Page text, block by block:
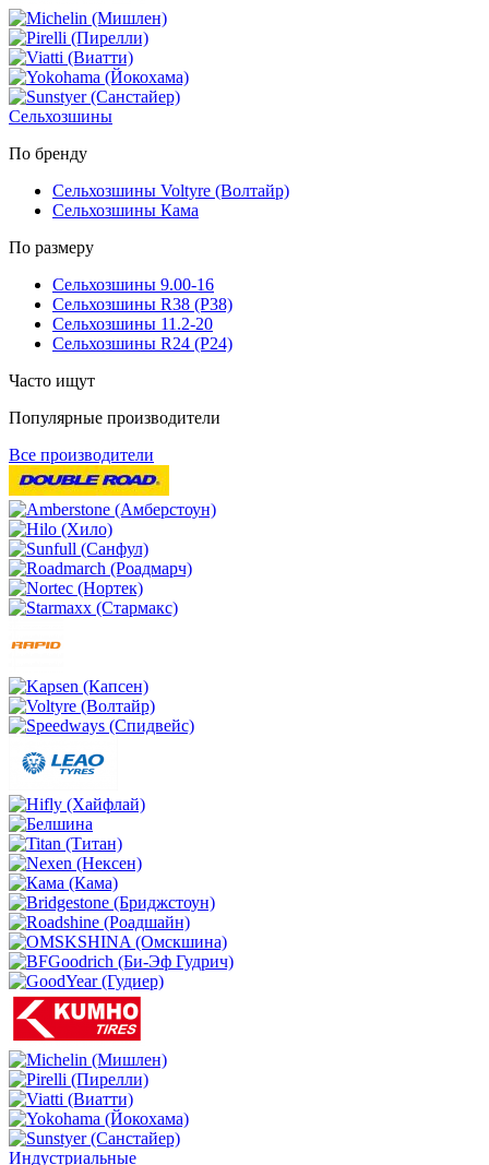
Сельхозшины
По бренду
Сельхозшины Voltyre (Волтайр)
Сельхозшины Кама
По размеру
Сельхозшины 9.00-16
Сельхозшины R38 (Р38)
Сельхозшины 11.2-20
Сельхозшины R24 (Р24)
Часто ищут
Популярные производители
Все производители
Индустриальные